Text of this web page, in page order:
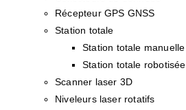
Récepteur GPS GNSS
Station totale
Station totale manuelle
Station totale robotisée
Scanner laser 3D
Niveleurs laser rotatifs